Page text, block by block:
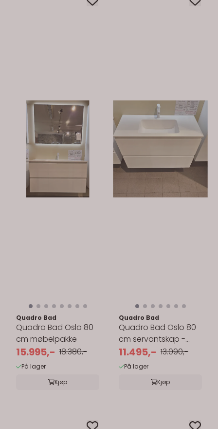
Quadro Bad
Quadro Bad Oslo 80
cm møbelpakke
15.995,- 18.380,-
På lager
Kjøp
Quadro Bad
Quadro Bad Oslo 80
cm servantskap -
med servant
11.495,- 13.090,-
På lager
Kjøp